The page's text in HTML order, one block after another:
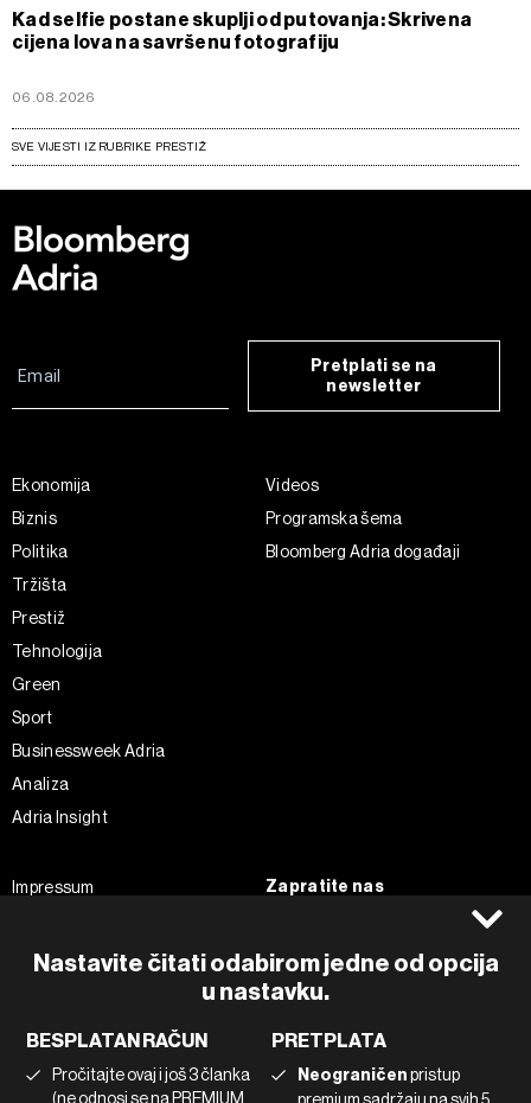
Kad selfie postane skuplji od putovanja: Skrivena
cijena lova na savršenu fotografiju
06.08.2026
SVE VIJESTI IZ RUBRIKE PRESTIŽ
Nastavite čitati odabirom jedne od opcija
u nastavku.
BESPLATAN RAČUN
Pročitajte ovaj i još 3 članka
(ne odnosi se na PREMIUM
PRETPLATA
Neograničenpristup
Pretplati se na
newsletter
Ekonomija
Biznis
Politika
Tržišta
Prestiž
Tehnologija
Green
Sport
Businessweek Adria
Analiza
Adria Insight
Videos
Programska šema
Bloomberg Adria događaji
Impressum
Pravila privatnosti
Korištenje umjetne inteligencije
Zapratite nas
Instagram
Twitter
Tiktok